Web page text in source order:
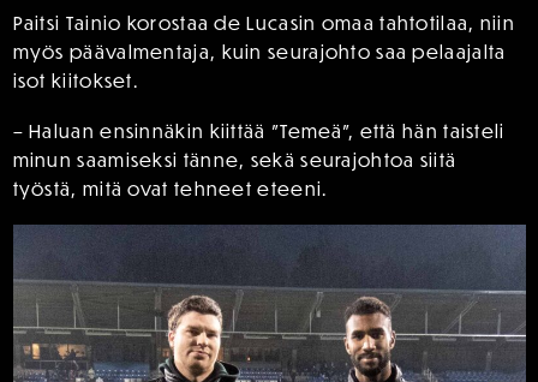
Paitsi Tainio korostaa de Lucasin omaa tahtotilaa, niin
myös päävalmentaja, kuin seurajohto saa pelaajalta
isot kiitokset.
– Haluan ensinnäkin kiittää ”Temeä”, että hän taisteli
minun saamiseksi tänne, sekä seurajohtoa siitä
työstä, mitä ovat tehneet eteeni.